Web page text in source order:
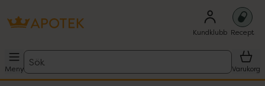
Kundklubb Recept
Meny
Sök
Varukorg